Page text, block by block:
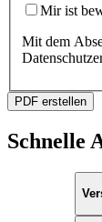
Mir ist
Mit dem
PDF erstellen
Schnelle